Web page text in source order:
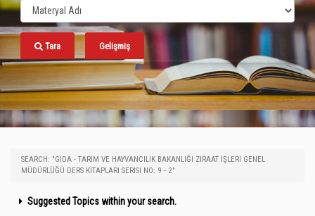
Tara Gelişmiş
SEARCH: "GIDA - TARIM VE HAYVANCILIK BAKANLIĞI ZIRAAT İŞLERI GENEL
MÜDÜRLÜĞÜ DERS KITAPLARI SERISI NO: 9 - 2"
Suggested Topics within your search.